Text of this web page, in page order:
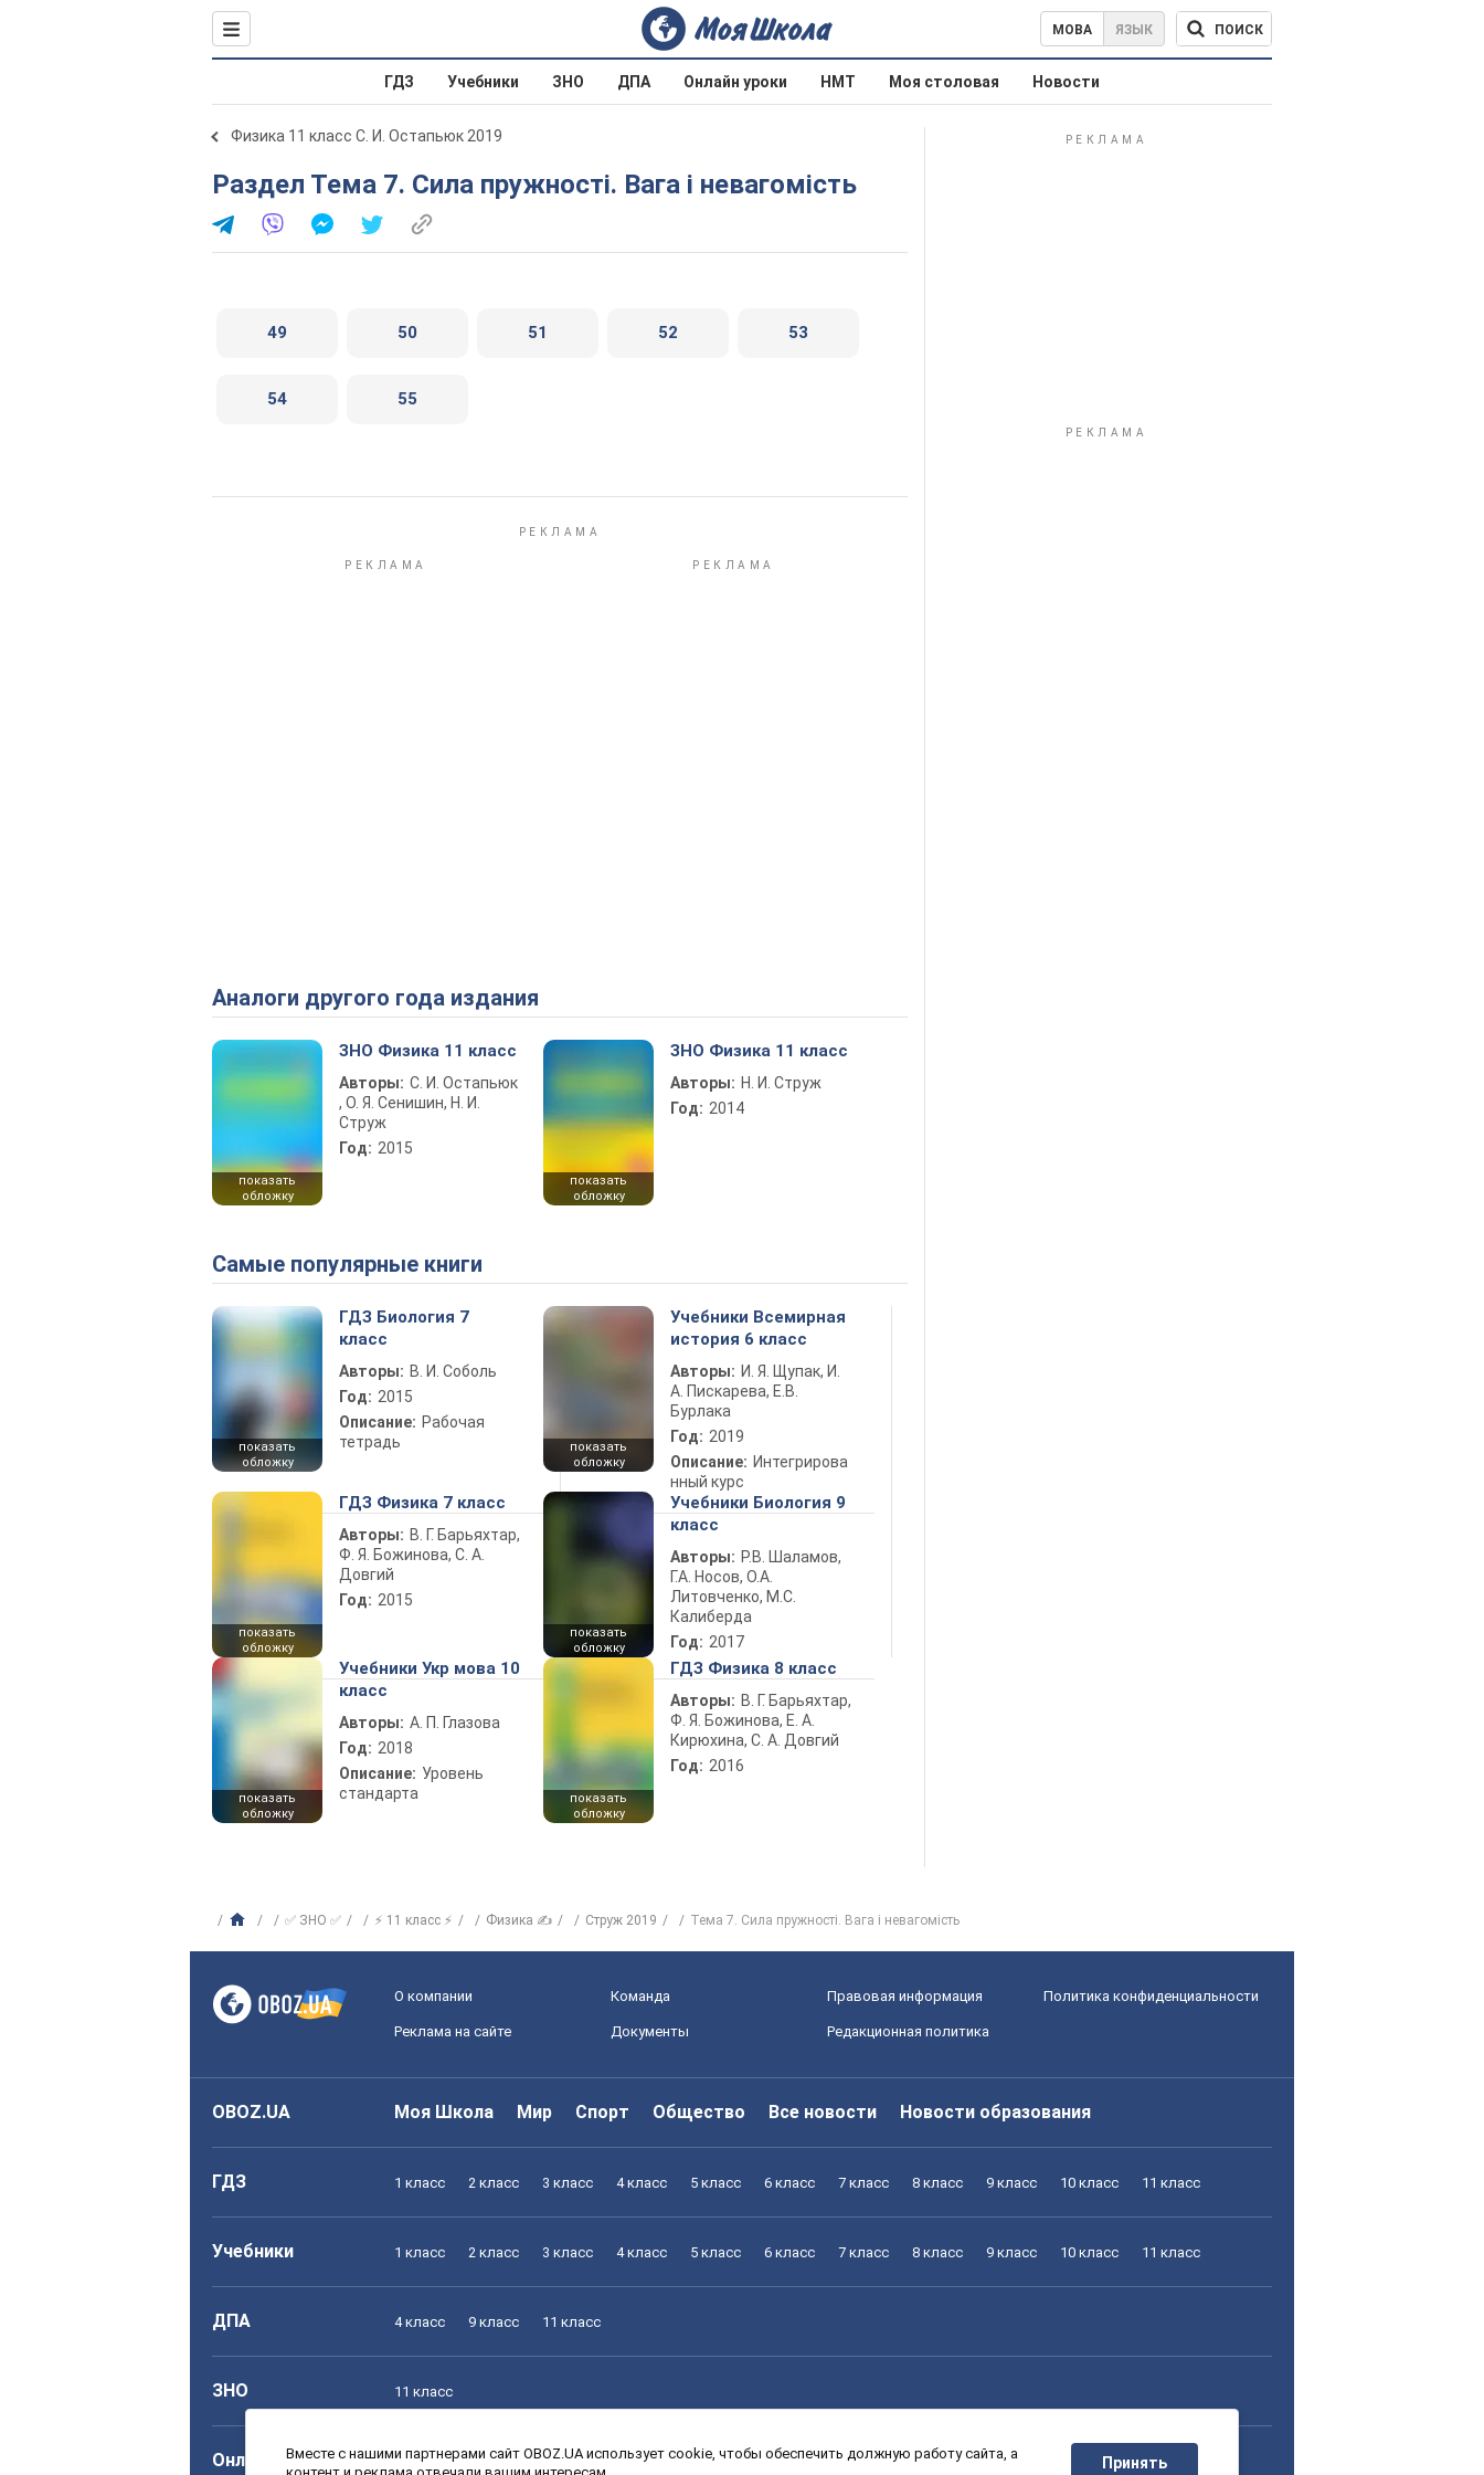
МОВА ЯЗЫК ПОИСК
ГДЗ Учебники ЗНО ДПА Онлайн уроки НМТ Моя столовая Новости
Физика 11 класс С. И. Остапьюк 2019
Раздел Тема 7. Сила пружності. Вага і невагомість
49 50 51 52 53
54 55
Аналоги другого года издания
показать
обложку
ЗНО Физика 11 класс
Авторы: С. И. Остапьюк
, О. Я. Сенишин, Н. И.
Струж
Год: 2015
показать
обложку
ЗНО Физика 11 класс
Авторы: Н. И. Струж
Год: 2014
Самые популярные книги
показать
обложку
ГДЗ Биология 7
класс
Авторы: В. И. Соболь
Год: 2015
Описание: Рабочая
тетрадь
показать
обложку
Учебники Всемирная
история 6 класс
Авторы: И. Я. Щупак, И.
А. Пискарева, Е.В.
Бурлака
Год: 2019
Описание: Интегрирова
нный курс
показать
обложку
ГДЗ Физика 7 класс
Авторы: В. Г. Барьяхтар,
Ф. Я. Божинова, С. А.
Довгий
Год: 2015
показать
обложку
Учебники Биология 9
класс
Авторы: Р.В. Шаламов,
Г.А. Носов, О.А.
Литовченко, М.С.
Калиберда
Год: 2017
показать
обложку
Учебники Укр мова 10
класс
Авторы: А. П. Глазова
Год: 2018
Описание: Уровень
стандарта
показать
обложку
ГДЗ Физика 8 класс
Авторы: В. Г. Барьяхтар,
Ф. Я. Божинова, Е. А.
Кирюхина, С. А. Довгий
Год: 2016
✅ ЗНО ✅ ⚡ 11 класс ⚡ Физика ✍ Струж 2019 Тема 7. Сила пружності. Вага і невагомість
О компании Команда Правовая информация Политика конфиденциальности
Реклама на сайте Документы Редакционная политика
OBOZ.UA Моя Школа Мир Спорт Общество Все новости Новости образования
ГДЗ 1 класс 2 класс 3 класс 4 класс 5 класс 6 класс 7 класс 8 класс 9 класс 10 класс 11 класс
Учебники 1 класс 2 класс 3 класс 4 класс 5 класс 6 класс 7 класс 8 класс 9 класс 10 класс 11 класс
ДПА 4 класс 9 класс 11 класс
ЗНО 11 класс
Онлайн уроки 1 класс 2 класс 3 класс 4 класс 5 класс 6 класс 7 класс 8 класс 9 класс 10 класс 11 класс
Вместе с нашими партнерами сайт OBOZ.UA использует cookie, чтобы обеспечить должную работу сайта, а
Принять